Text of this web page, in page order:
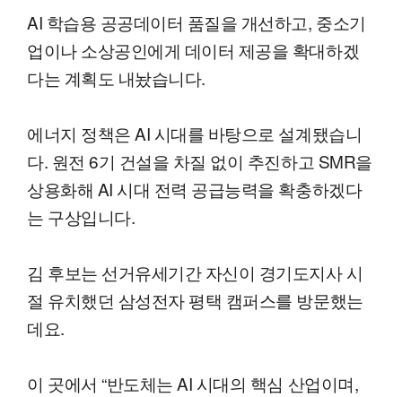
AI 학습용 공공데이터 품질을 개선하고, 중소기
업이나 소상공인에게 데이터 제공을 확대하겠
다는 계획도 내놨습니다.
에너지 정책은 AI 시대를 바탕으로 설계됐습니
다. 원전 6기 건설을 차질 없이 추진하고 SMR을
상용화해 AI 시대 전력 공급능력을 확충하겠다
는 구상입니다.
김 후보는 선거유세기간 자신이 경기도지사 시
절 유치했던 삼성전자 평택 캠퍼스를 방문했는
데요.
이 곳에서 “반도체는 AI 시대의 핵심 산업이며,